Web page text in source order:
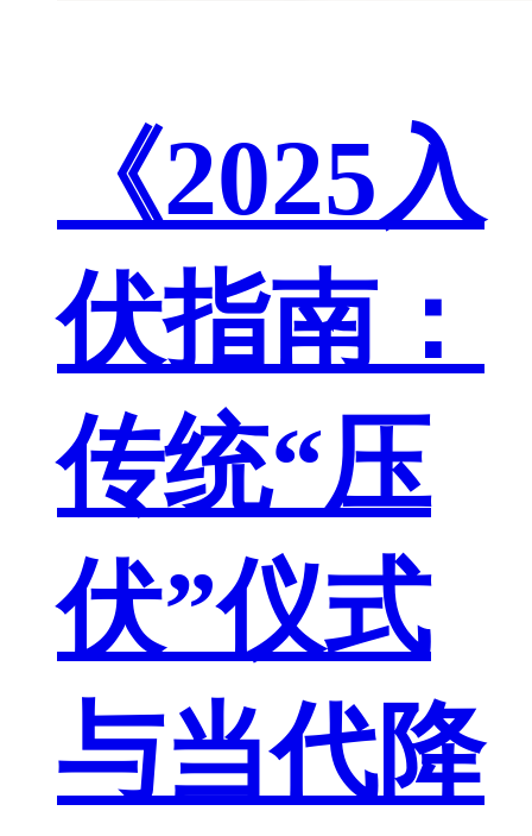
《2025入
伏指南：
传统“压
伏”仪式
与当代降